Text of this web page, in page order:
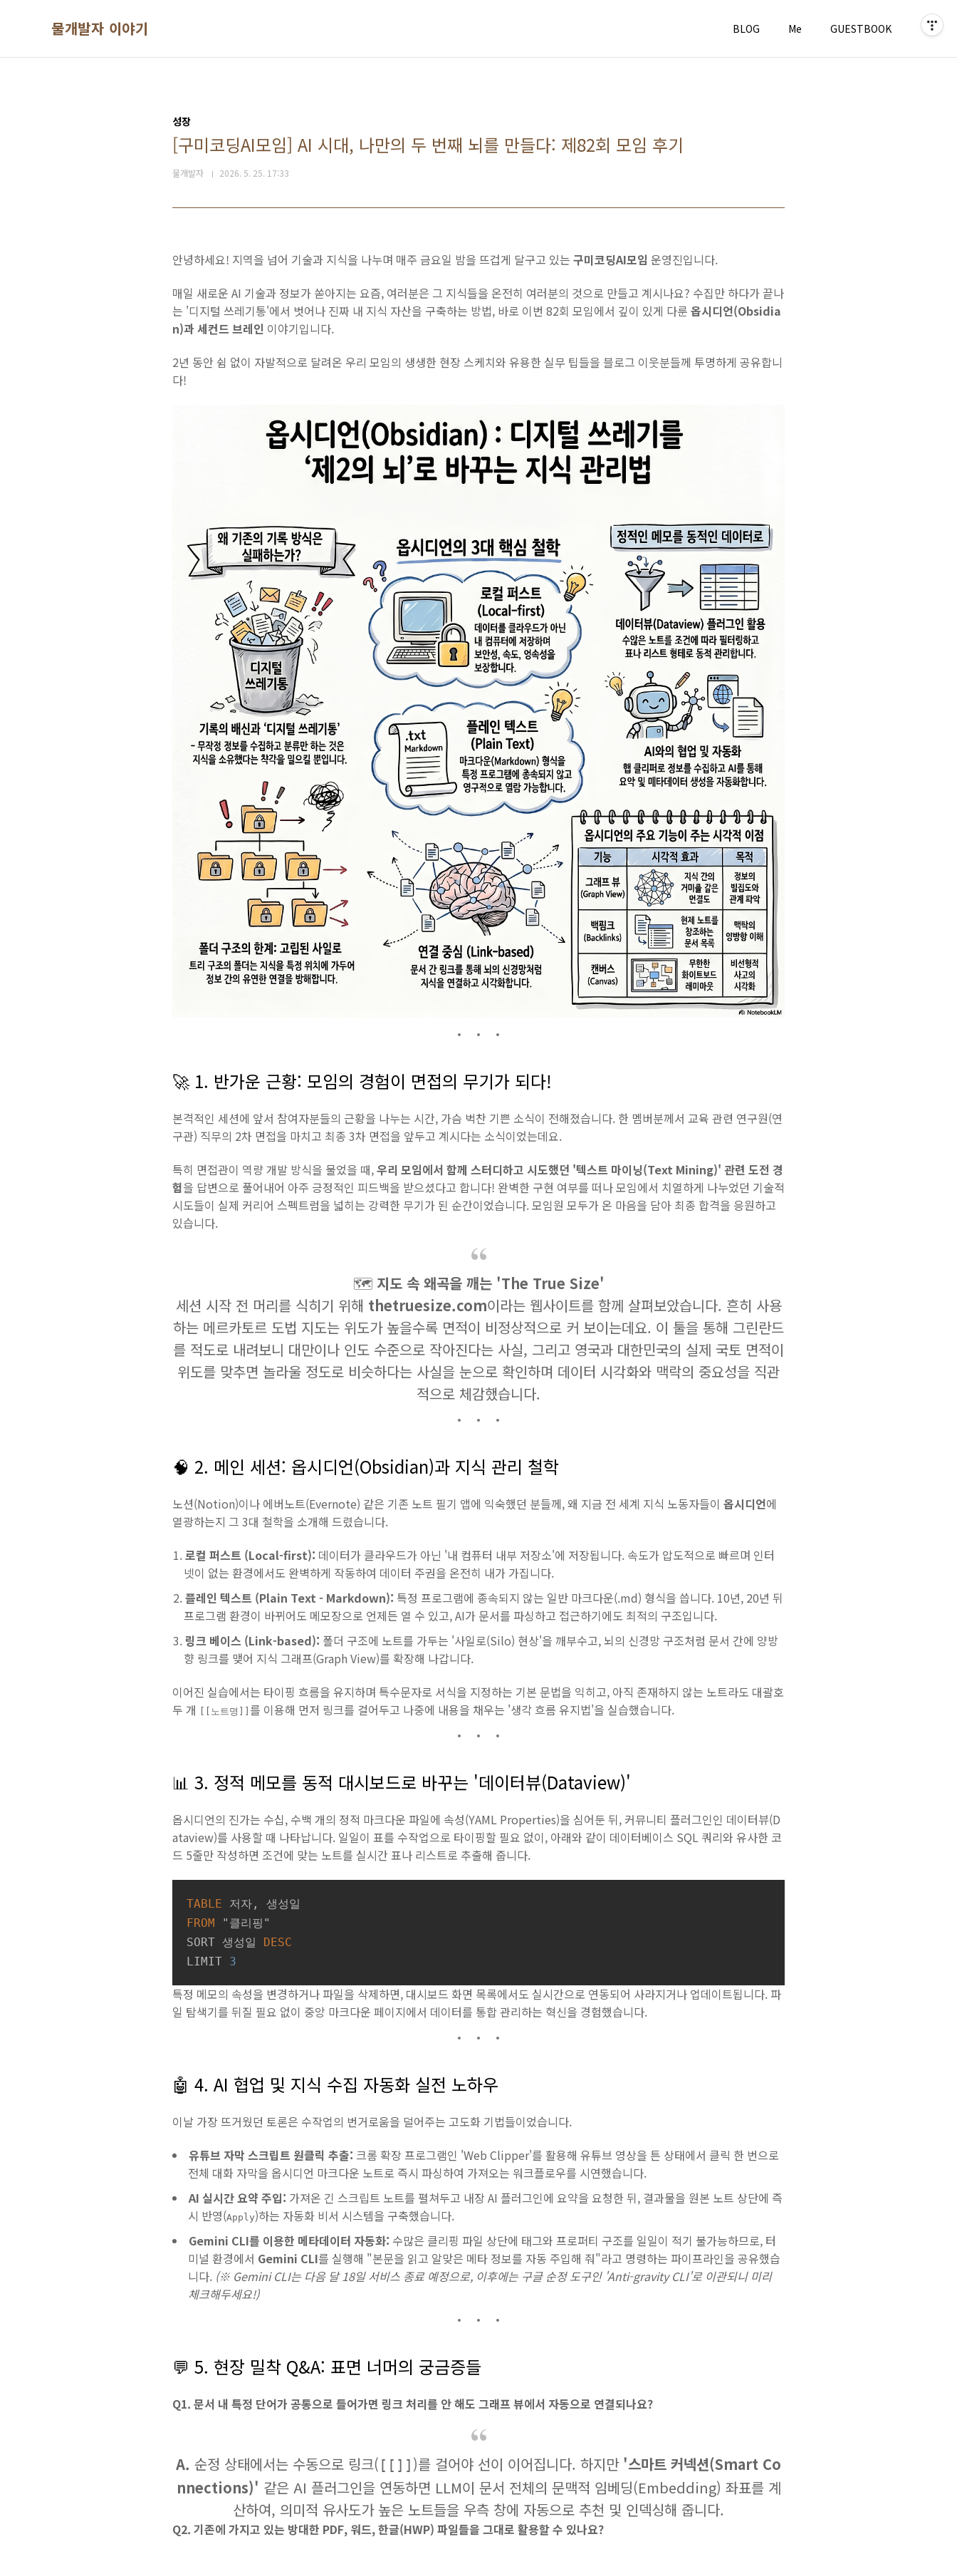
물개발자 이야기 BLOG Me GUESTBOOK
성장
[구미코딩AI모임] AI 시대, 나만의 두 번째 뇌를 만들다: 제82회 모임 후기
물개발자 2026. 5. 25. 17:33
안녕하세요! 지역을 넘어 기술과 지식을 나누며 매주 금요일 밤을 뜨겁게 달구고 있는 구미코딩AI모임 운영진입니다.
매일 새로운 AI 기술과 정보가 쏟아지는 요즘, 여러분은 그 지식들을 온전히 여러분의 것으로 만들고 계시나요? 수집만 하다가 끝나
는 '디지털 쓰레기통'에서 벗어나 진짜 내 지식 자산을 구축하는 방법, 바로 이번 82회 모임에서 깊이 있게 다룬 옵시디언(Obsidia
n)과 세컨드 브레인 이야기입니다.
2년 동안 쉼 없이 자발적으로 달려온 우리 모임의 생생한 현장 스케치와 유용한 실무 팁들을 블로그 이웃분들께 투명하게 공유합니
다!
🚀 1. 반가운 근황: 모임의 경험이 면접의 무기가 되다!
본격적인 세션에 앞서 참여자분들의 근황을 나누는 시간, 가슴 벅찬 기쁜 소식이 전해졌습니다. 한 멤버분께서 교육 관련 연구원(연
구관) 직무의 2차 면접을 마치고 최종 3차 면접을 앞두고 계시다는 소식이었는데요.
특히 면접관이 역량 개발 방식을 물었을 때,우리 모임에서 함께 스터디하고 시도했던 '텍스트 마이닝(Text Mining)' 관련 도전 경
험을 답변으로 풀어내어 아주 긍정적인 피드백을 받으셨다고 합니다! 완벽한 구현 여부를 떠나 모임에서 치열하게 나누었던 기술적
시도들이 실제 커리어 스펙트럼을 넓히는 강력한 무기가 된 순간이었습니다. 모임원 모두가 온 마음을 담아 최종 합격을 응원하고
있습니다.
🗺️ 지도 속 왜곡을 깨는 'The True Size'
세션 시작 전 머리를 식히기 위해 thetruesize.com이라는 웹사이트를 함께 살펴보았습니다. 흔히 사용
하는 메르카토르 도법 지도는 위도가 높을수록 면적이 비정상적으로 커 보이는데요. 이 툴을 통해 그린란드
를 적도로 내려보니 대만이나 인도 수준으로 작아진다는 사실, 그리고 영국과 대한민국의 실제 국토 면적이
위도를 맞추면 놀라울 정도로 비슷하다는 사실을 눈으로 확인하며 데이터 시각화와 맥락의 중요성을 직관
적으로 체감했습니다.
🧠 2. 메인 세션: 옵시디언(Obsidian)과 지식 관리 철학
노션(Notion)이나 에버노트(Evernote) 같은 기존 노트 필기 앱에 익숙했던 분들께, 왜 지금 전 세계 지식 노동자들이 옵시디언에
열광하는지 그 3대 철학을 소개해 드렸습니다.
로컬 퍼스트 (Local-first): 데이터가 클라우드가 아닌 '내 컴퓨터 내부 저장소'에 저장됩니다. 속도가 압도적으로 빠르며 인터
넷이 없는 환경에서도 완벽하게 작동하여 데이터 주권을 온전히 내가 가집니다.
플레인 텍스트 (Plain Text - Markdown): 특정 프로그램에 종속되지 않는 일반 마크다운(.md) 형식을 씁니다. 10년, 20년 뒤
프로그램 환경이 바뀌어도 메모장으로 언제든 열 수 있고, AI가 문서를 파싱하고 접근하기에도 최적의 구조입니다.
링크 베이스 (Link-based): 폴더 구조에 노트를 가두는 '사일로(Silo) 현상'을 깨부수고, 뇌의 신경망 구조처럼 문서 간에 양방
향 링크를 맺어 지식 그래프(Graph View)를 확장해 나갑니다.
이어진 실습에서는 타이핑 흐름을 유지하며 특수문자로 서식을 지정하는 기본 문법을 익히고, 아직 존재하지 않는 노트라도 대괄호
두 개
[[노트명]] 를 이용해 먼저 링크를 걸어두고 나중에 내용을 채우는 '생각 흐름 유지법'을 실습했습니다.
📊 3. 정적 메모를 동적 대시보드로 바꾸는 '데이터뷰(Dataview)'
옵시디언의 진가는 수십, 수백 개의 정적 마크다운 파일에 속성(YAML Properties)을 심어둔 뒤, 커뮤니티 플러그인인 데이터뷰(D
ataview)를 사용할 때 나타납니다. 일일이 표를 수작업으로 타이핑할 필요 없이, 아래와 같이 데이터베이스 SQL 쿼리와 유사한 코
드 5줄만 작성하면 조건에 맞는 노트를 실시간 표나 리스트로 추출해 줍니다.
TABLE
FROM "클리핑"
SORT 생성일 DESC
LIMIT 3
특정 메모의 속성을 변경하거나 파일을 삭제하면, 대시보드 화면 목록에서도 실시간으로 연동되어 사라지거나 업데이트됩니다. 파
일 탐색기를 뒤질 필요 없이 중앙 마크다운 페이지에서 데이터를 통합 관리하는 혁신을 경험했습니다.
🤖 4. AI 협업 및 지식 수집 자동화 실전 노하우
이날 가장 뜨거웠던 토론은 수작업의 번거로움을 덜어주는 고도화 기법들이었습니다.
유튜브 자막 스크립트 원클릭 추출: 크롬 확장 프로그램인 'Web Clipper'를 활용해 유튜브 영상을 튼 상태에서 클릭 한 번으로
전체 대화 자막을 옵시디언 마크다운 노트로 즉시 파싱하여 가져오는 워크플로우를 시연했습니다.
AI 실시간 요약 주입: 가져온 긴 스크립트 노트를 펼쳐두고 내장 AI 플러그인에 요약을 요청한 뒤, 결과물을 원본 노트 상단에 즉
시 반영(Apply)하는 자동화 비서 시스템을 구축했습니다.
Gemini CLI를 이용한 메타데이터 자동화: 수많은 클리핑 파일 상단에 태그와 프로퍼티 구조를 일일이 적기 불가능하므로, 터
미널 환경에서 Gemini CLI를 실행해 "본문을 읽고 알맞은 메타 정보를 자동 주입해 줘"라고 명령하는 파이프라인을 공유했습
니다. (※ Gemini CLI는 다음 달 18일 서비스 종료 예정으로, 이후에는 구글 순정 도구인 'Anti-gravity CLI'로 이관되니 미리
체크해두세요!)
💬 5. 현장 밀착 Q&A: 표면 너머의 궁금증들
Q1. 문서 내 특정 단어가 공통으로 들어가면 링크 처리를 안 해도 그래프 뷰에서 자동으로 연결되나요?
A. 순정 상태에서는 수동으로 링크( [[]] )를 걸어야 선이 이어집니다. 하지만 '스마트 커넥션(Smart Co
nnections)' 같은 AI 플러그인을 연동하면 LLM이 문서 전체의 문맥적 임베딩(Embedding) 좌표를 계
산하여, 의미적 유사도가 높은 노트들을 우측 창에 자동으로 추천 및 인덱싱해 줍니다.
Q2. 기존에 가지고 있는 방대한 PDF, 워드, 한글(HWP) 파일들을 그대로 활용할 수 있나요?